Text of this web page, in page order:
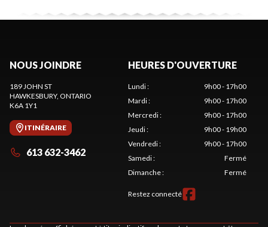
NOUS JOINDRE
189 JOHN ST
HAWKESBURY, ONTARIO
K6A 1Y1
ITINÉRAIRE
613 632-3462
HEURES D'OUVERTURE
Lundi:
9h00 - 17h00
Mardi:
9h00 - 17h00
Mercredi:
9h00 - 17h00
Jeudi:
9h00 - 19h00
Vendredi:
9h00 - 17h00
Samedi:
Fermé
Dimanche: Fermé
Restez connecté